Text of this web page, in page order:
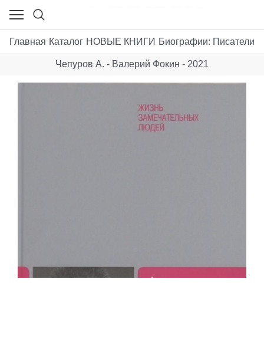
Главная Каталог НОВЫЕ КНИГИ Биографии: Писатели.
Чепуров А. - Валерий Фокин - 2021